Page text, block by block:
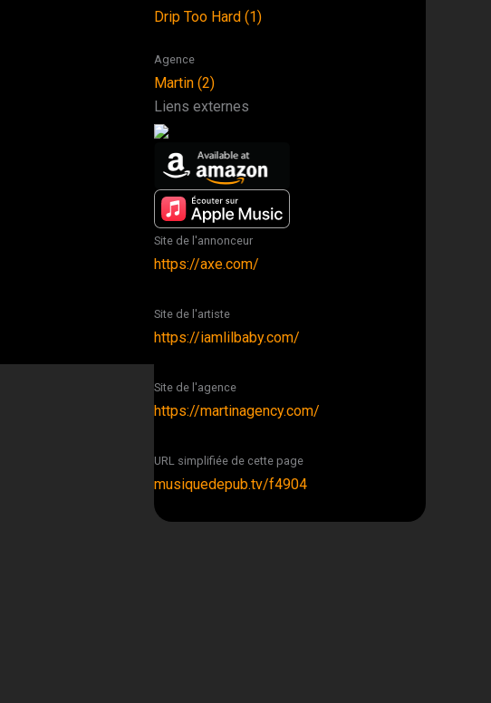
Drip Too Hard (1)
Agence
Martin (2)
Liens externes
Site de l'annonceur
https://axe.com/
Site de l'artiste
https://iamlilbaby.com/
Site de l'agence
https://martinagency.com/
URL simplifiée de cette page
musiquedepub.tv/f4904